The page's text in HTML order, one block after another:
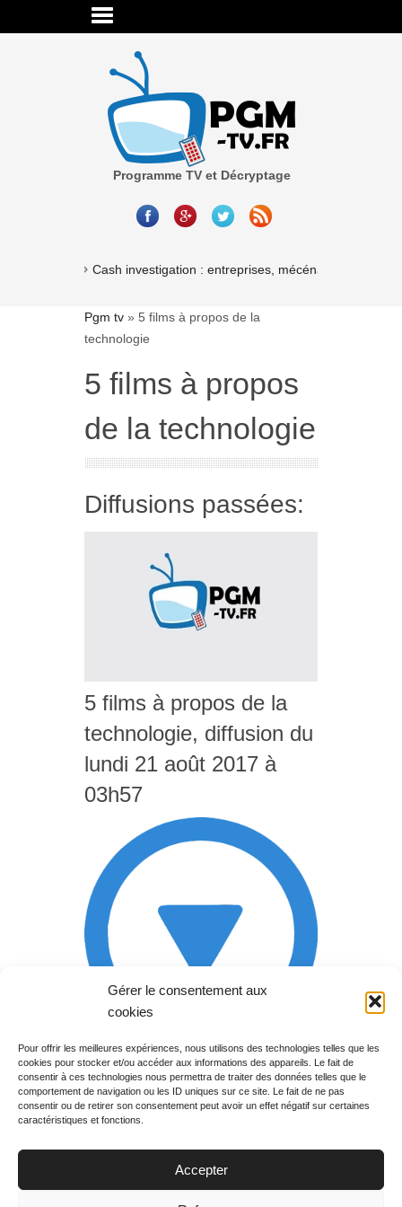
Gérer le consentement aux
cookies
Pour offrir les meilleures expériences, nous utilisons des technologies telles que les
cookies pour stocker et/ou accéder aux informations des appareils. Le fait de
consentir à ces technologies nous permettra de traiter des données telles que le
comportement de navigation ou les ID uniques sur ce site. Le fait de ne pas
consentir ou de retirer son consentement peut avoir un effet négatif sur certaines
caractéristiques et fonctions.
Accepter
Programme TV et Décryptage
Cash investigation : entreprises, mécénat,
Pgm tv » 5 films à propos de la
technologie
5 films à propos
de la technologie
Diffusions passées:
5 films à propos de la
technologie, diffusion du
lundi 21 août 2017 à
03h57
Rechercher votre
programme
Votre soirée :